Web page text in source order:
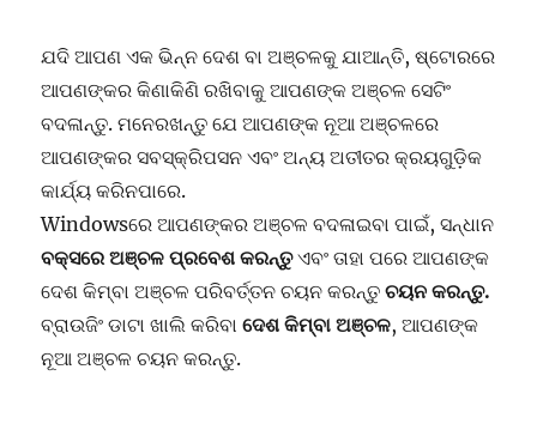
ଯଦି ଆପଣ ଏକ ଭିନ୍ନ ଦେଶ ବା ଅଞ୍ଚଳକୁ ଯାଆନ୍ତି, ଷ୍ଟୋରରେ
ଆପଣଙ୍କର କିଣାକିଣି ରଖିବାକୁ ଆପଣଙ୍କ ଅଞ୍ଚଳ ସେଟିଂ
ବଦଳାନ୍ତୁ. ମନେରଖନ୍ତୁ ଯେ ଆପଣଙ୍କ ନୂଆ ଅଞ୍ଚଳରେ
ଆପଣଙ୍କର ସବସ୍କ୍ରିପସନ ଏବଂ ଅନ୍ୟ ଅତୀତର କ୍ରୟଗୁଡ଼ିକ
କାର୍ଯ୍ୟ କରିନପାରେ.
Windowsରେ ଆପଣଙ୍କର ଅଞ୍ଚଳ ବଦଳାଇବା ପାଇଁ, ସନ୍ଧାନ
ବକ୍ସରେ ଅଞ୍ଚଳ ପ୍ରବେଶ କରନ୍ତୁଏବଂ ତାହା ପରେ ଆପଣଙ୍କ
ଦେଶ କିମ୍ବା ଅଞ୍ଚଳ ପରିବର୍ତ୍ତନ ଚୟନ କରନ୍ତୁ ଚୟନ କରନ୍ତୁ.
ବ୍ରାଉଜିଂ ଡାଟା ଖାଲି କରିବାଦେଶ କିମ୍ବା ଅଞ୍ଚଳ, ଆପଣଙ୍କ
ନୂଆ ଅଞ୍ଚଳ ଚୟନ କରନ୍ତୁ.